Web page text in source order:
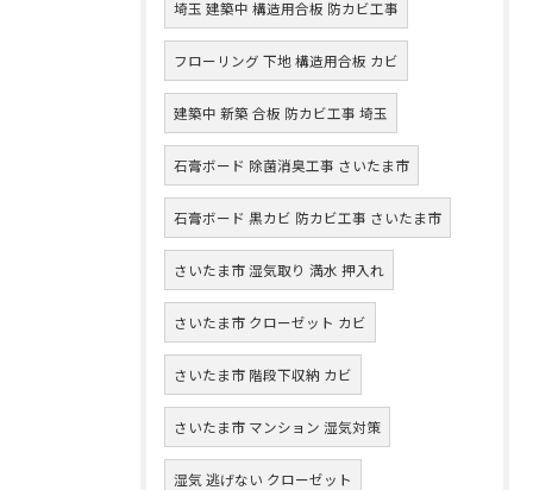
埼玉 建築中 構造用合板 防カビ工事
フローリング 下地 構造用合板 カビ
建築中 新築 合板 防カビ工事 埼玉
石膏ボード 除菌消臭工事 さいたま市
石膏ボード 黒カビ 防カビ工事 さいたま市
さいたま市 湿気取り 満水 押入れ
さいたま市 クローゼット カビ
さいたま市 階段下収納 カビ
さいたま市 マンション 湿気対策
湿気 逃げない クローゼット